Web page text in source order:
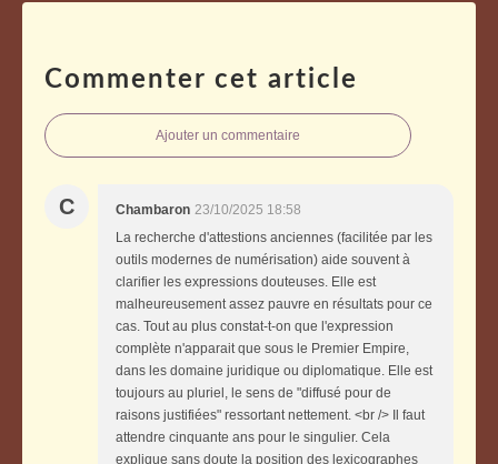
Commenter cet article
Ajouter un commentaire
C Chambaron 23/10/2025 18:58
La recherche d'attestions anciennes (facilitée par les
outils modernes de numérisation) aide souvent à
clarifier les expressions douteuses. Elle est
malheureusement assez pauvre en résultats pour ce
cas. Tout au plus constat-t-on que l'expression
complète n'apparait que sous le Premier Empire,
dans les domaine juridique ou diplomatique. Elle est
toujours au pluriel, le sens de "diffusé pour de
raisons justifiées" ressortant nettement. <br /> Il faut
attendre cinquante ans pour le singulier. Cela
explique sans doute la position des lexicographes